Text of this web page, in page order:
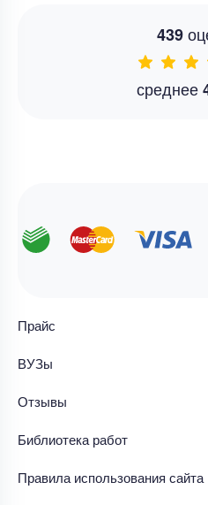
439
среднее
Прайс
ВУЗы
Отзывы
Библиотека работ
Правила использования сайта